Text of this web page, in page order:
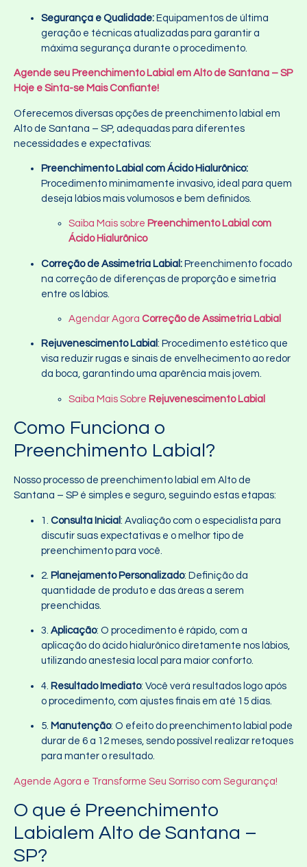
Segurança e Qualidade: Equipamentos de última
geração e técnicas atualizadas para garantir a
máxima segurança durante o procedimento.
Agende seu Preenchimento Labial em Alto de Santana – SP
Hoje e Sinta-se Mais Confiante!
Oferecemos diversas opções de preenchimento labial em
Alto de Santana – SP, adequadas para diferentes
necessidades e expectativas:
Preenchimento Labial com Ácido Hialurônico:
Procedimento minimamente invasivo, ideal para quem
deseja lábios mais volumosos e bem definidos.
Saiba Mais sobre Preenchimento Labial com
Ácido Hialurônico
Correção de Assimetria Labial: Preenchimento focado
na correção de diferenças de proporção e simetria
entre os lábios.
Agendar Agora Correção de Assimetria Labial
Rejuvenescimento Labial : Procedimento estético que
visa reduzir rugas e sinais de envelhecimento ao redor
da boca, garantindo uma aparência mais jovem.
Saiba Mais Sobre Rejuvenescimento Labial
Como Funciona o
Preenchimento Labial?
Nosso processo de preenchimento labial em Alto de
Santana – SP é simples e seguro, seguindo estas etapas:
1. Consulta Inicial : Avaliação com o especialista para
discutir suas expectativas e o melhor tipo de
preenchimento para você.
2. Planejamento Personalizado: Definição da
quantidade de produto e das áreas a serem
preenchidas.
3. Aplicação: O procedimento é rápido, com a
aplicação do ácido hialurônico diretamente nos lábios,
utilizando anestesia local para maior conforto.
4. Resultado Imediato: Você verá resultados logo após
o procedimento, com ajustes finais em até 15 dias.
5. Manutenção: O efeito do preenchimento labial pode
durar de 6 a 12 meses, sendo possível realizar retoques
para manter o resultado.
Agende Agora e Transforme Seu Sorriso com Segurança!
O que é Preenchimento
Labialem Alto de Santana –
SP?